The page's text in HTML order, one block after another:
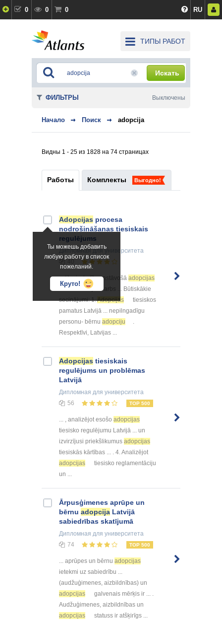
0 0 0 RU
ТИПЫ РАБОТ
Искать
Начало Поиск adopcija
Видны 1 - 25 из 1828 на 74 страницах
Работы Комплекты Выгодно!
Ты можешь добавить
любую работу в список
пожеланий.
Круто!
Adopcijas procesa
nodrošināšanas tiesiskais
regulējums
Дипломнаядля университета
... tika izskatīta pastāvošā adopcijas
kārtība Latvijā. Darbs ... Būtiskākie
secinājumi: 1.Adopcijas
tiesiskos
pamatus Latvijā ... nepilngadīgu
personu- bērnu adopciju
.
Respektīvi, Latvijas ...
Adopcijas tiesiskais
regulējums un problēmas
Latvijā
Дипломная для университета
56
TOP 500
... , analizējot esošo adopcijas
tiesisko regulējumu Latvijā ... un
izvirzījusi priekšlikumus adopcijas
tiesiskās kārtības ... . 4. Analizējot
adopcijas
tiesisko reglamentāciju
un ...
Ārpusģimenes aprūpe un
bērnu adopcija Latvijā
sabiedrības skatījumā
Дипломная для университета
74
TOP 500
... aprūpes un bērnu adopcijas
ietekmi uz sabiedrību ...
(audžuģimenes, aizbildnības) un
adopcijas
galvenais mērķis ir ... .
Audžuģimenes, aizbildnības un
adopcijas
statuss ir atšķirīgs ...
ФИЛЬТРЫ Выключены